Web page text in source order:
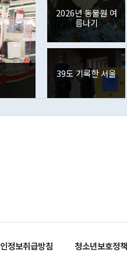
은 "그것은 외교부의 몫"이라
잘랐다. 정 장관이 이날 소개한
않았다는 점에서 문제가 있다.
사합의 복원, 4자회담 추진 등
권이라는 지적이 나오고 있다.
뒤 "여기 업무보고에 발표했다
부의 한 소식통은 "정 장관의
를 거쳐 결정된 사안이 아닌
련 부처 장관이 정부의 공식
하고 대통령의 면전에서 '국군
이나 미국은 북한에 선비핵화
공하는 방식으로 이뤄졌다.
인의 해외투자가 80억1000만
각각 증가했다. 증권투자에서
국인의 국내 주식 투자는 차익
감소하며 전월(-310억5000만
경신했다. 외국인의 국내 채권
분기 말 만기도래 영향으로 증
다. 내국인의 해외 증권투자는
다. eoyn2@newspim.com
2026년 동물원 여
름나기
39도 기록한 서울
정보취급방침 청소년보호정책